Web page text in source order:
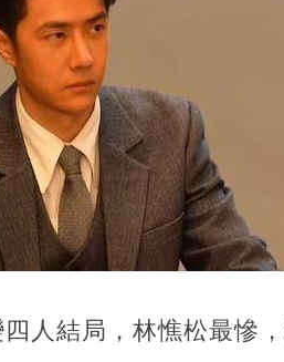
人結局，林憔松最慘，